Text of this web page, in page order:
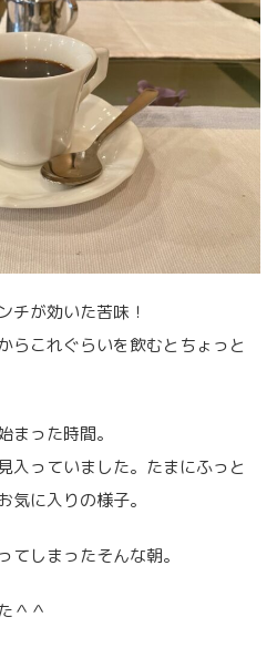
チが効いた苦味！
らこれぐらいを飲むとちょっと
まった時間。
入っていました。たまにふっと
気に入りの様子。
てしまったそんな朝。
＾＾